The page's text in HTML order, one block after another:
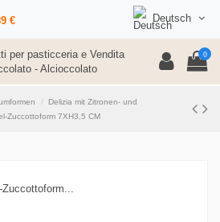
€ Deutsch
0
Delizia mit Zitronen- und
Zuccottoform 7XH3,5 CM